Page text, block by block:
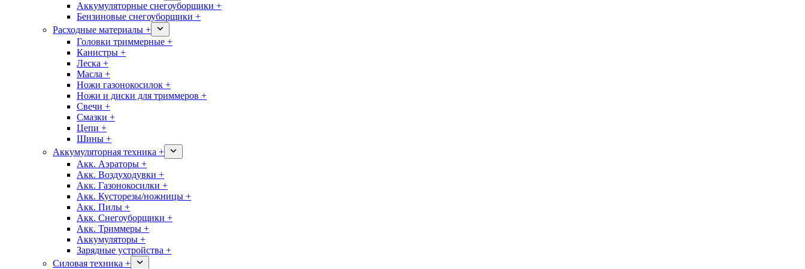
Аккумуляторные снегоуборщики +
Бензиновые снегоуборщики +
Расходные материалы +
Головки триммерные +
Канистры +
Леска +
Масла +
Ножи газонокосилок +
Ножи и диски для триммеров +
Свечи +
Смазки +
Цепи +
Шины +
Аккумуляторная техника +
Акк. Аэраторы +
Акк. Воздуходувки +
Акк. Газонокосилки +
Акк. Кусторезы/ножницы +
Акк. Пилы +
Акк. Снегоуборщики +
Акк. Триммеры +
Аккумуляторы +
Зарядные устройства +
Силовая техника +